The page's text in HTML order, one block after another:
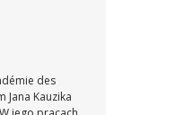
des
Jana Kauzika